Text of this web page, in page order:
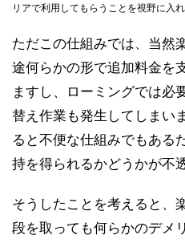
リアで利用してもらうことを視野に入
ただこの仕組みでは、当然
途何らかの形で追加料金を
ますし、ローミングでは必
替え作業も発生してしまい
ると不便な仕組みでもある
持を得られるかどうかが不
そうしたことを考えると、
段を取っても何らかのデメ